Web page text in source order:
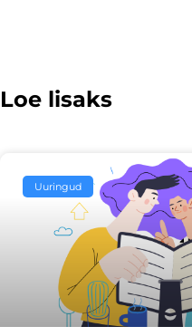
Loe lisaks
Uuringud